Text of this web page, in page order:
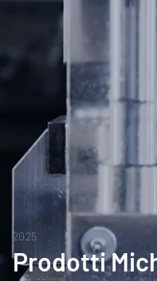
2025
Prodotti